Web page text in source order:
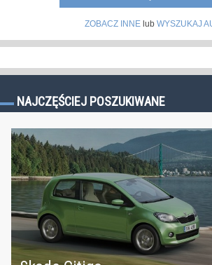
ZOBACZ INNElub WYSZUKAJ
NAJCZĘŚCIEJ POSZUKIWANE